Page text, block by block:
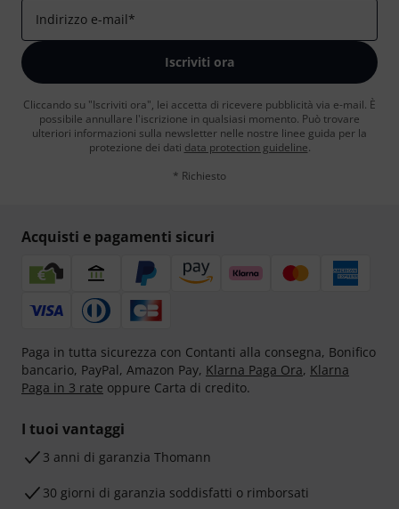
Indirizzo e-mail*
Iscriviti ora
Cliccando su "Iscriviti ora", lei accetta di ricevere pubblicità via e-mail. È
possibile annullare l'iscrizione in qualsiasi momento. Può trovare
ulteriori informazioni sulla newsletter nelle nostre linee guida per la
protezione dei dati data protection guideline.
* Richiesto
Acquisti e pagamenti sicuri
Paga in tutta sicurezza con Contanti alla consegna, Bonifico
bancario, PayPal, Amazon Pay, Klarna Paga Ora, Klarna
Paga in 3 rate oppure Carta di credito.
I tuoi vantaggi
3 anni di garanzia Thomann
30 giorni di garanzia soddisfatti o rimborsati